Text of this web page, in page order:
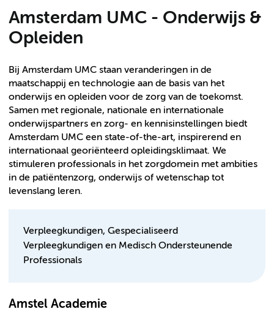
Amsterdam UMC - Onderwijs &
Opleiden
Bij Amsterdam UMC staan veranderingen in de
maatschappij en technologie aan de basis van het
onderwijs en opleiden voor de zorg van de toekomst.
Samen met regionale, nationale en internationale
onderwijspartners en zorg- en kennisinstellingen biedt
Amsterdam UMC een state-of-the-art, inspirerend en
internationaal georiënteerd opleidingsklimaat. We
stimuleren professionals in het zorgdomein met ambities
in de patiëntenzorg, onderwijs of wetenschap tot
levenslang leren.
Verpleegkundigen, Gespecialiseerd
Verpleegkundigen en Medisch Ondersteunende
Professionals
Amstel Academie